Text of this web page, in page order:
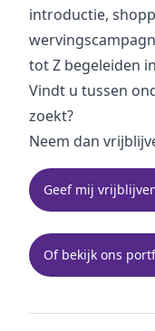
introductie,
tot Z begeleiden
Vindt u tussen
zoekt?
Neem dan
Geef mij
Of bekijk ons